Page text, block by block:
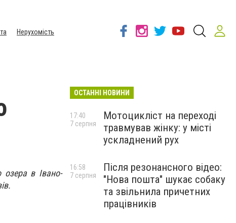
Нерухомість
озера в Івано-
ОСТАННІ НОВИНИ
Мотоцикліст на переході
травмував жінку: у місті
ускладнений рух
17:40
7 серпня
Після резонансного відео:
"Нова пошта" шукає собаку
та звільнила причетних
працівників
16:58
7 серпня